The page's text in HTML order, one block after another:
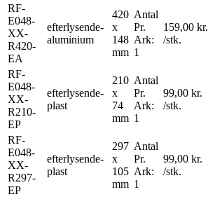
RF-
E048-
XX-
R420-
EA
efterlysende-
aluminium
420
x
148
mm
Antal
Pr.
Ark:
1
159,00 kr.
/stk.
RF-
E048-
XX-
R210-
EP
efterlysende-
plast
210
x
74
mm
Antal
Pr.
Ark:
1
99,00 kr.
/stk.
RF-
E048-
XX-
R297-
EP
efterlysende-
plast
297
x
105
mm
Antal
Pr.
Ark:
1
99,00 kr.
/stk.